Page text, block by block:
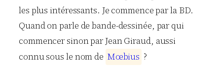
les plus intéressants. Je commence par la BD.
Quand on parle de bande-dessinée, par qui
commencer sinon par Jean Giraud, aussi
connu sous le nom de Mœbius ?